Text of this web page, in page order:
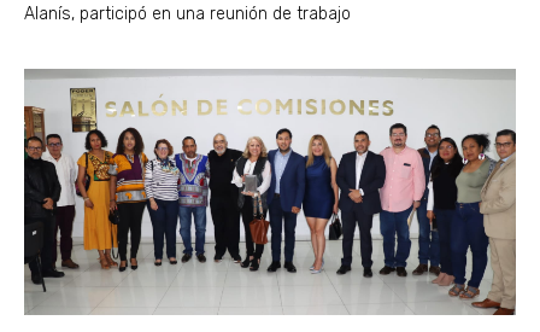
Alanís, participó en una reunión de trabajo